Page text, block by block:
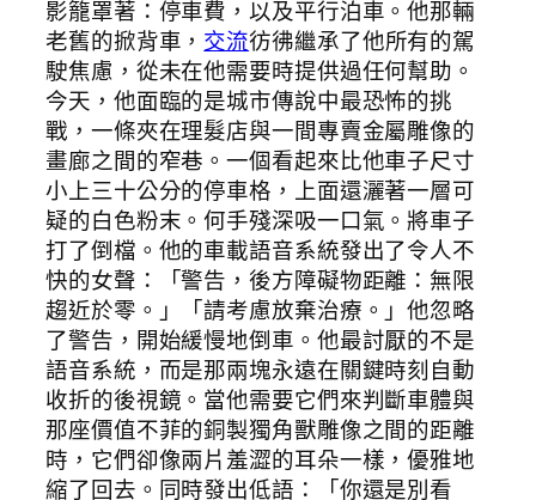
影籠罩著：停車費，以及平行泊車。他那輛
老舊的掀背車， 交流彷彿繼承了他所有的駕
駛焦慮，從未在他需要時提供過任何幫助。
今天，他面臨的是城市傳說中最恐怖的挑
戰，一條夾在理髮店與一間專賣金屬雕像的
畫廊之間的窄巷。一個看起來比他車子尺寸
小上三十公分的停車格，上面還灑著一層可
疑的白色粉末。何手殘深吸一口氣。將車子
打了倒檔。他的車載語音系統發出了令人不
快的女聲：「警告，後方障礙物距離：無限
趨近於零。」「請考慮放棄治療。」他忽略
了警告，開始緩慢地倒車。他最討厭的不是
語音系統，而是那兩塊永遠在關鍵時刻自動
收折的後視鏡。當他需要它們來判斷車體與
那座價值不菲的銅製獨角獸雕像之間的距離
時，它們卻像兩片羞澀的耳朵一樣，優雅地
縮了回去。同時發出低語：「你還是別看